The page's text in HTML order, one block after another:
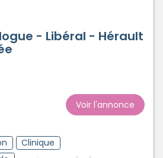
Se connecter avec LinkedIn
- Libéral - Hérault
Voir l'annonce
Clinique